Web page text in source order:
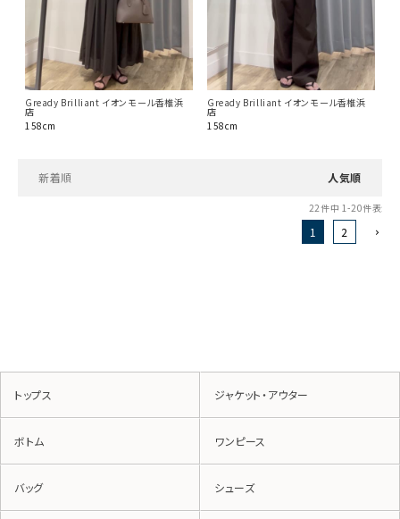
Gready Brilliant イオンモール香椎浜
店
158cm
Gready Brilliant イオンモール香椎浜
店
158cm
新着順 人気順
22件中 1-20件表示
1 2
トップス ジャケット・アウター
ボトム ワンピース
バッグ シューズ